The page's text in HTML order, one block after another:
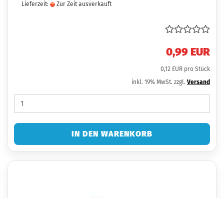
Lieferzeit: Zur Zeit ausverkauft
0,99 EUR
0,12 EUR pro Stück
inkl. 19% MwSt. zzgl. Versand
IN DEN WARENKORB